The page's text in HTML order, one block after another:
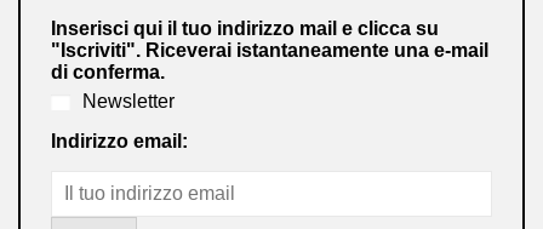
Inserisci qui il tuo indirizzo mail e clicca su
"Iscriviti". Riceverai istantaneamente una e-mail
di conferma.
Newsletter
Indirizzo email: